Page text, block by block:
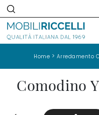
Home > Arredamento
Comodino